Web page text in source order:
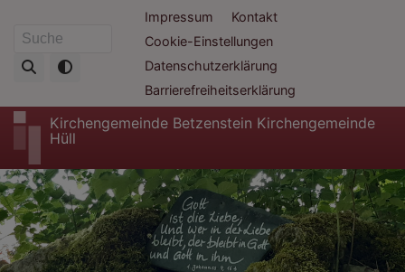
zum
Suche
Fußbereichsmenü
Impressum
Kontakt
Cookie-Einstellungen
Datenschutzerklärung
Barrierefreiheitserklärung
Kirchengemeinde Betzenstein Kirchengemeinde
Hüll